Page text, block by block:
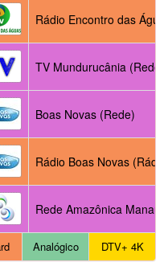
Rádio Encontro das
TV Mundurucânia (Rede
Boas Novas (Rede)
Rádio Boas Novas
Rede Amazônica
Analógico DTV+ 4K